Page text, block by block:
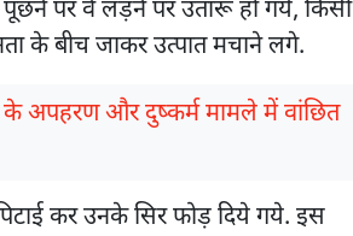
पर वे लड़ने पर उतारू हो गये, किसी
के बीच जाकर उत्पात मचाने लगे.
अपहरण और दुष्कर्म मामले में वांछित
कर उनके सिर फोड़ दिये गये. इस